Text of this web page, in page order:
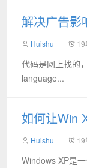
解决广告影
Huishu 19
代码是网上找的
language...
如何让Win
Huishu 19
Windows XP是